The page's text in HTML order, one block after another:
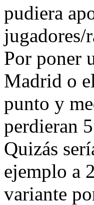
pudiera
jugadores/
Por poner
Madrid o
punto y
perdieran
Quizás
ejemplo a
variante